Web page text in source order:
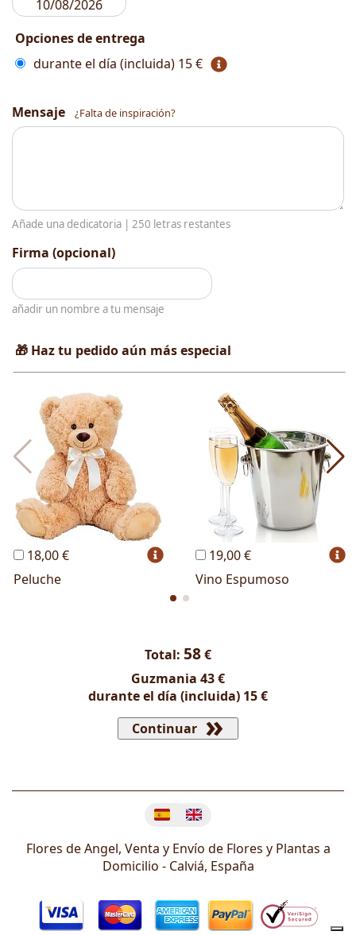
Opciones de entrega
durante el día (incluida) 15 €
Mensaje ¿Falta de inspiración?
Añade una dedicatoria | 250 letras restantes
Firma (opcional)
añadir un nombre a tu mensaje
🎁 Haz tu pedido aún más especial
18,00 €
Peluche
19,00 €
Vino Espumoso
Total: 58€
Guzmania 43 €
durante el día (incluida) 15 €
Continuar
Flores de Angel, Venta y Envío de Flores y Plantas a
Domicilio - Calviá, España